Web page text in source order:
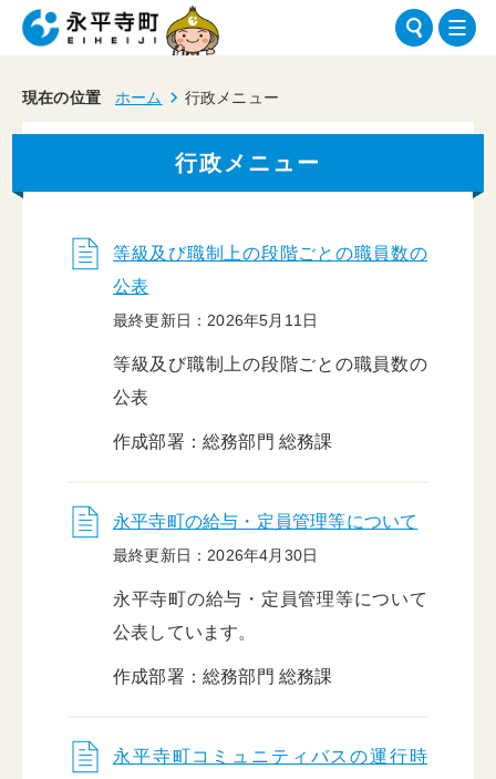
現在の位置 ホーム 行政メニュー
行政メニュー
等級及び職制上の段階ごとの職員数の
公表
最終更新日：2026年5月11日
等級及び職制上の段階ごとの職員数の
公表
作成部署：総務部門 総務課
永平寺町の給与・定員管理等について
最終更新日：2026年4月30日
永平寺町の給与・定員管理等について
公表しています。
作成部署：総務部門 総務課
永平寺町コミュニティバスの運行時